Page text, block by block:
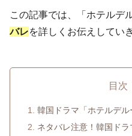
この記事では、「ホテルデ
バレを詳しくお伝えしてい
目次
韓国ドラマ「ホテルデ
ネタバレ注意！韓国ド